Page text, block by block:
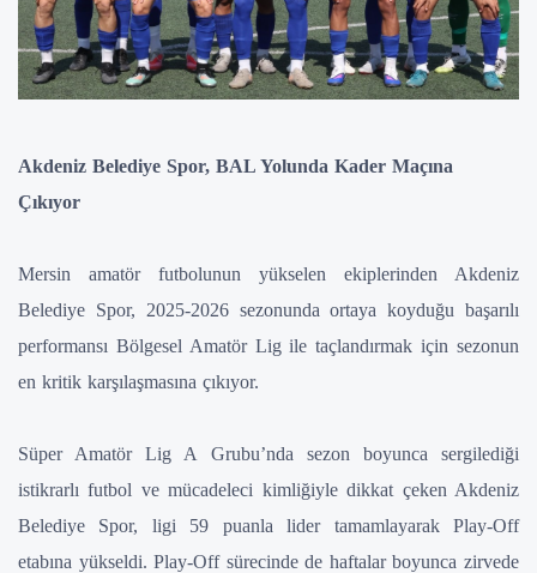
Akdeniz Belediye Spor, BAL Yolunda Kader Maçına
Çıkıyor
Mersin amatör futbolunun yükselen ekiplerinden Akdeniz
Belediye Spor, 2025-2026 sezonunda ortaya koyduğu başarılı
performansı Bölgesel Amatör Lig ile taçlandırmak için sezonun
en kritik karşılaşmasına çıkıyor.
Süper Amatör Lig A Grubu’nda sezon boyunca sergilediği
istikrarlı futbol ve mücadeleci kimliğiyle dikkat çeken Akdeniz
Belediye Spor, ligi 59 puanla lider tamamlayarak Play-Off
etabına yükseldi. Play-Off sürecinde de haftalar boyunca zirvede